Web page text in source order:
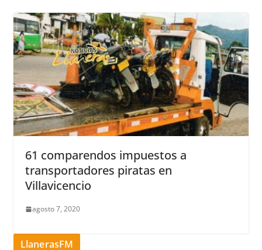
61 comparendos impuestos a
transportadores piratas en
Villavicencio
agosto 7, 2020
LlanerasFM